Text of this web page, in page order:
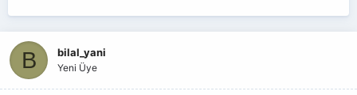
b
u
y
u
a
l
a
g
ı
ç
k
e
r
u
n
a
B bilal_yani
Yeni Üye